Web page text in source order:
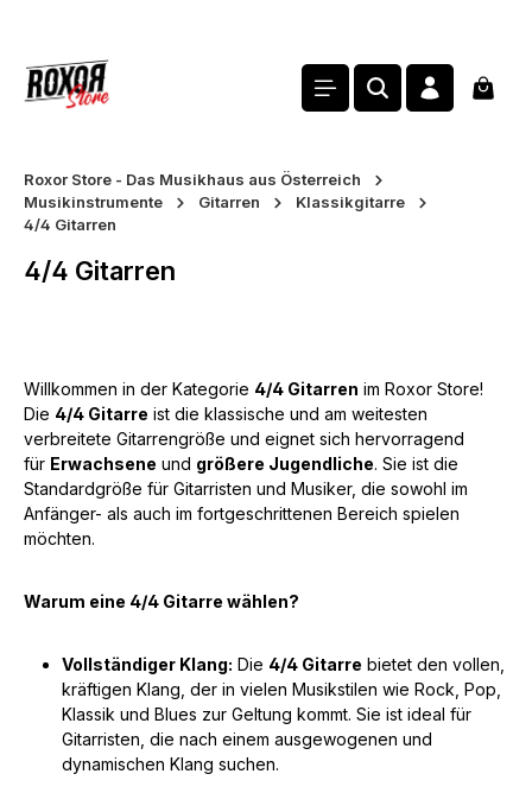
Roxor Store - Das Musikhaus aus Österreich
Musikinstrumente
Gitarren
Klassikgitarre
4/4 Gitarren
4/4 Gitarren
Willkommen in der Kategorie 4/4 Gitarren im Roxor Store!
Die 4/4 Gitarre ist die klassische und am weitesten
verbreitete Gitarrengröße und eignet sich hervorragend
für Erwachsene und größere Jugendliche. Sie ist die
Standardgröße für Gitarristen und Musiker, die sowohl im
Anfänger- als auch im fortgeschrittenen Bereich spielen
möchten.
Warum eine 4/4 Gitarre wählen?
Vollständiger Klang: Die 4/4 Gitarre bietet den vollen,
kräftigen Klang, der in vielen Musikstilen wie Rock, Pop,
Klassik und Blues zur Geltung kommt. Sie ist ideal für
Gitarristen, die nach einem ausgewogenen und
dynamischen Klang suchen.